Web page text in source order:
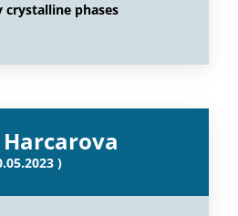
crystalline phases
)